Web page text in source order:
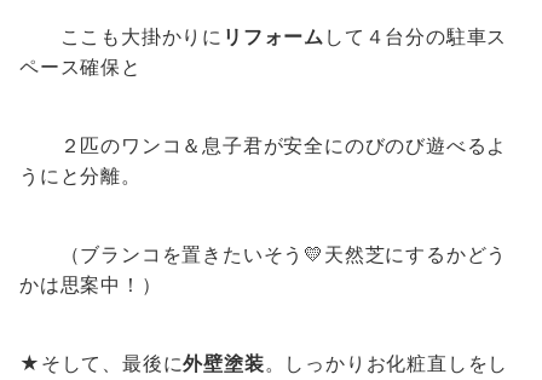
ここも大掛かりに リフォーム して４台分の駐車ス
ペース確保と
２匹のワンコ＆息子君が安全にのびのび遊べるよ
うにと分離。
（ブランコを置きたいそう💛天然芝にするかどう
かは思案中！）
★そして、最後に外壁塗装。しっかりお化粧直しをし